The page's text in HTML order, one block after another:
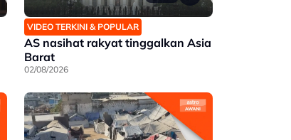
VIDEO TERKINI & POPULAR
AS nasihat rakyat tinggalkan Asia
Barat
02/08/2026